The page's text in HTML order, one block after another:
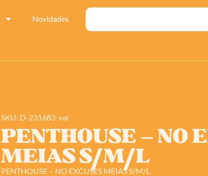
Novidades
SKU: D-231683-var
PENTHOUSE – NO
MEIAS S/M/L
PENTHOUSE – NO EXCUSES MEIAS S/M/L